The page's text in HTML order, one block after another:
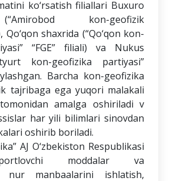
ko‘rsatish filiallari Buxuro
kon-geofizik
Qo‘qon shaxrida (“Qo‘qon kon-
“FGE” filiali) va Nukus
kon-geofizika partiyasi”
Barcha kon-geofizika
tajribaga ega yuqori malakali
amalga oshiriladi v
har yili bilimlari sinovdan
oshirib boriladi.
AJ O‘zbekiston Respublikasi
moddalar va
nur manbaalarini ishlatish,